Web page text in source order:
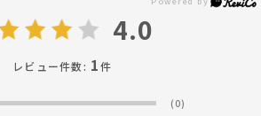
4.0
レビュー件数: 1件
(0)